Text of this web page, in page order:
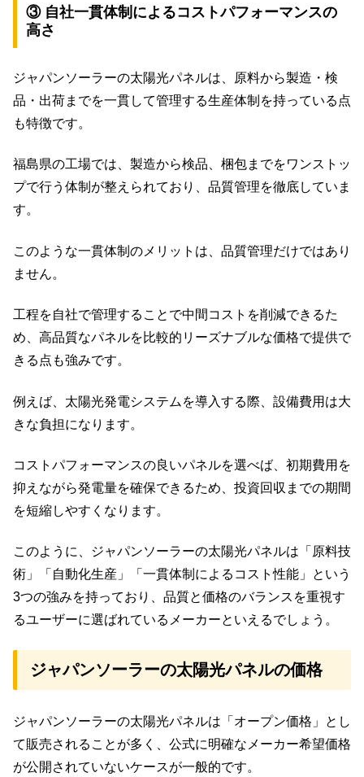
③ 自社一貫体制によるコストパフォーマンスの
高さ
ジャパンソーラーの太陽光パネルは、原料から製造・検
品・出荷までを一貫して管理する生産体制を持っている点
も特徴です。
福島県の工場では、製造から検品、梱包までをワンストッ
プで行う体制が整えられており、品質管理を徹底していま
す。
このような一貫体制のメリットは、品質管理だけではあり
ません。
工程を自社で管理することで中間コストを削減できるた
め、高品質なパネルを比較的リーズナブルな価格で提供で
きる点も強みです。
例えば、太陽光発電システムを導入する際、設備費用は大
きな負担になります。
コストパフォーマンスの良いパネルを選べば、初期費用を
抑えながら発電量を確保できるため、投資回収までの期間
を短縮しやすくなります。
このように、ジャパンソーラーの太陽光パネルは「原料技
術」「自動化生産」「一貫体制によるコスト性能」という
3つの強みを持っており、品質と価格のバランスを重視す
るユーザーに選ばれているメーカーといえるでしょう。
ジャパンソーラーの太陽光パネルの価格
ジャパンソーラーの太陽光パネルは「オープン価格」とし
て販売されることが多く、公式に明確なメーカー希望価格
が公開されていないケースが一般的です。